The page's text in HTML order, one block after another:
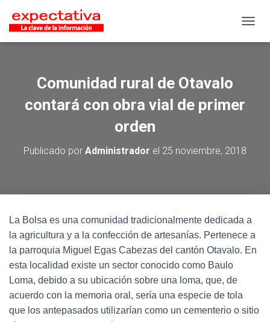
Comunidad rural de Otavalo
contará con obra vial de primer
orden
Publicado por Administrador el 25 noviembre, 2018
La Bolsa es una comunidad tradicionalmente dedicada a
la agricultura y a la confección de artesanías. Pertenece a
la parroquia Miguel Egas Cabezas del cantón Otavalo. En
esta localidad existe un sector conocido como Baulo
Loma, debido a su ubicación sobre una loma, que, de
acuerdo con la memoria oral, sería una especie de tola
que los antepasados utilizarían como un cementerio o sitio